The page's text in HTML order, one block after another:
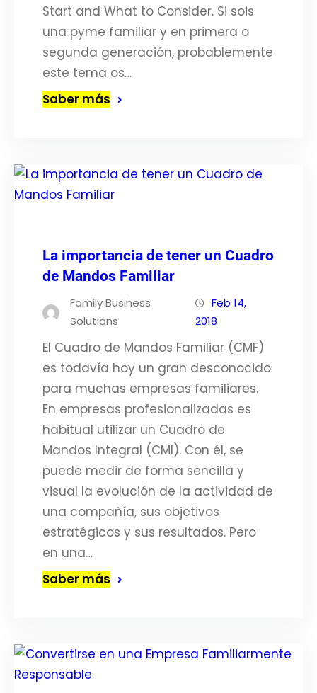
Start and What to Consider. Si sois
una pyme familiar y en primera o
segunda generación, probablemente
este tema os…
Saber más
La importancia de tener un Cuadro
de Mandos Familiar
Family Business
Solutions
Feb 14,
2018
El Cuadro de Mandos Familiar (CMF)
es todavía hoy un gran desconocido
para muchas empresas familiares.
En empresas profesionalizadas es
habitual utilizar un Cuadro de
Mandos Integral (CMI). Con él, se
puede medir de forma sencilla y
visual la evolución de la actividad de
una compañía, sus objetivos
estratégicos y sus resultados. Pero
en una…
Saber más